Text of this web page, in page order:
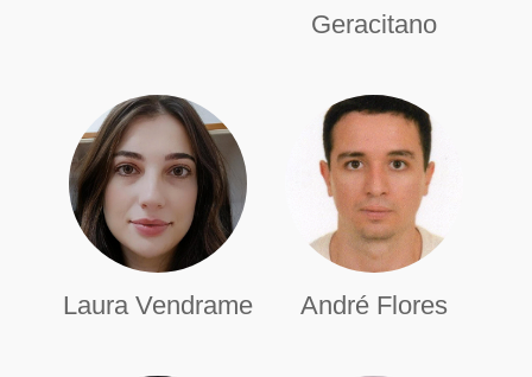
Geracitano
Laura Vendrame André Flores